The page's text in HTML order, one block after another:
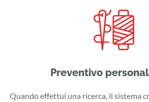
Preventivo
Quando effettui una ricerca, il sistema